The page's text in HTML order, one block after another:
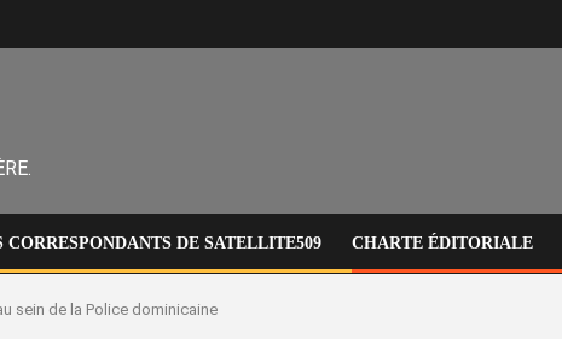
CORRESPONDANTS DE SATELLITE509 CHARTE ÉDITORIALE
sein de la Police dominicaine